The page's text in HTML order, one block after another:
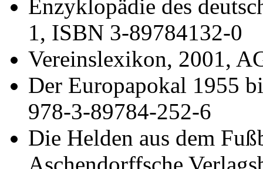
Enzyklopädie des
1, ISBN 3-89784132-0
Vereinslexikon, 2001,
Der Europapokal 1955
978-3-89784-252-6
Die Helden aus dem